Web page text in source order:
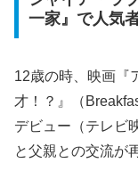
一家』で人気
12歳の時、映画『
才！？』（
デビュー（テレビ
と父親との交流が